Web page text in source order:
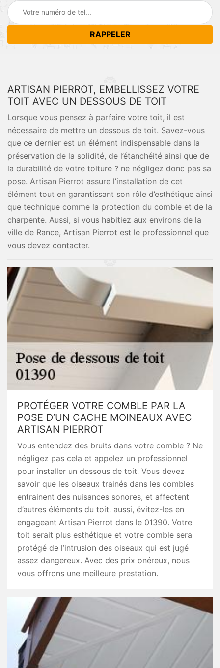
ARTISAN PIERROT, EMBELLISSEZ VOTRE
TOIT AVEC UN DESSOUS DE TOIT
Lorsque vous pensez à parfaire votre toit, il est
nécessaire de mettre un dessous de toit. Savez-vous
que ce dernier est un élément indispensable dans la
préservation de la solidité, de l’étanchéité ainsi que de
la durabilité de votre toiture ? ne négligez donc pas sa
pose. Artisan Pierrot assure l’installation de cet
élément tout en garantissant son rôle d’esthétique ainsi
que technique comme la protection du comble et de la
charpente. Aussi, si vous habitiez aux environs de la
ville de Rance, Artisan Pierrot est le professionnel que
vous devez contacter.
PROTÉGER VOTRE COMBLE PAR LA
POSE D’UN CACHE MOINEAUX AVEC
ARTISAN PIERROT
Vous entendez des bruits dans votre comble ? Ne
négligez pas cela et appelez un professionnel
pour installer un dessous de toit. Vous devez
savoir que les oiseaux trainés dans les combles
entrainent des nuisances sonores, et affectent
d’autres éléments du toit, aussi, évitez-les en
engageant Artisan Pierrot dans le 01390. Votre
toit serait plus esthétique et votre comble sera
protégé de l’intrusion des oiseaux qui est jugé
assez dangereux. Avec des prix onéreux, nous
vous offrons une meilleure prestation.